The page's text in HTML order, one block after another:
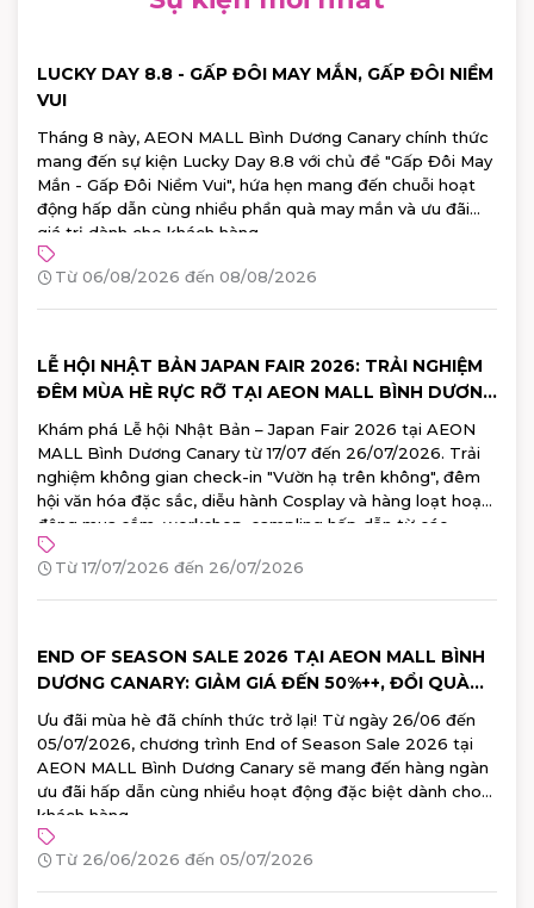
LUCKY DAY 8.8 - GẤP ĐÔI MAY MẮN, GẤP ĐÔI NIỀM
VUI
Tháng 8 này, AEON MALL Bình Dương Canary chính thức
mang đến sự kiện Lucky Day 8.8 với chủ đề "Gấp Đôi May
Mắn - Gấp Đôi Niềm Vui", hứa hẹn mang đến chuỗi hoạt
động hấp dẫn cùng nhiều phần quà may mắn và ưu đãi
giá trị dành cho khách hàng.
Từ 06/08/2026 đến 08/08/2026
LỄ HỘI NHẬT BẢN JAPAN FAIR 2026: TRẢI NGHIỆM
ĐÊM MÙA HÈ RỰC RỠ TẠI AEON MALL BÌNH DƯƠNG
CANARY
Khám phá Lễ hội Nhật Bản – Japan Fair 2026 tại AEON
MALL Bình Dương Canary từ 17/07 đến 26/07/2026. Trải
nghiệm không gian check-in "Vườn hạ trên không", đêm
hội văn hóa đặc sắc, diễu hành Cosplay và hàng loạt hoạt
động mua sắm, workshop, sampling hấp dẫn từ các
thương hiệu Nhật Bản hàng đầu. Đăng ký tham gia ngay!
Từ 17/07/2026 đến 26/07/2026
END OF SEASON SALE 2026 TẠI AEON MALL BÌNH
DƯƠNG CANARY: GIẢM GIÁ ĐẾN 50%++, ĐỔI QUÀ
100% TRÚNG
Ưu đãi mùa hè đã chính thức trở lại! Từ ngày 26/06 đến
05/07/2026, chương trình End of Season Sale 2026 tại
AEON MALL Bình Dương Canary sẽ mang đến hàng ngàn
ưu đãi hấp dẫn cùng nhiều hoạt động đặc biệt dành cho
khách hàng.
Từ 26/06/2026 đến 05/07/2026